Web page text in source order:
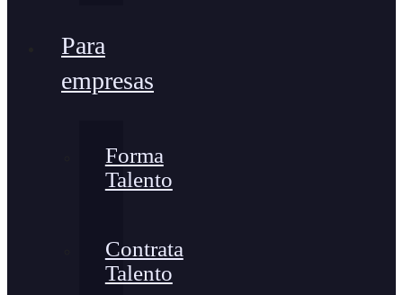
Para
empresas
Forma
Talento
Contrata
Talento